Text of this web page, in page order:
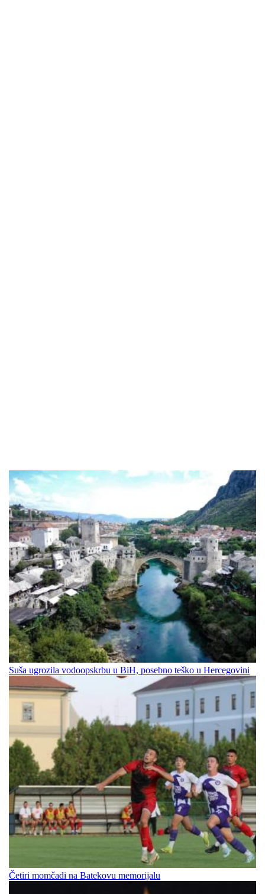
Suša ugrozila vodoopskrbu u BiH, posebno teško u Hercegovini
Četiri momčadi na Batekovu memorijalu